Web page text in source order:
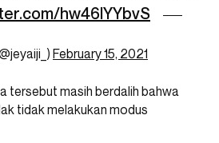
hw46lYYbvS
February 15, 2021
tersebut masih berdalih bahwa
tidak melakukan modus